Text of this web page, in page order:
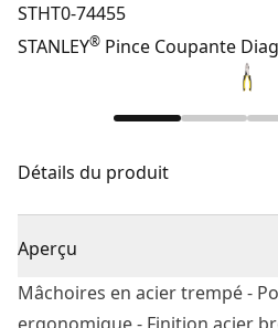
STHT0-74455
STANLEY® Pince Coupante
Détails du produit
Aperçu
Mâchoires en acier trempé -